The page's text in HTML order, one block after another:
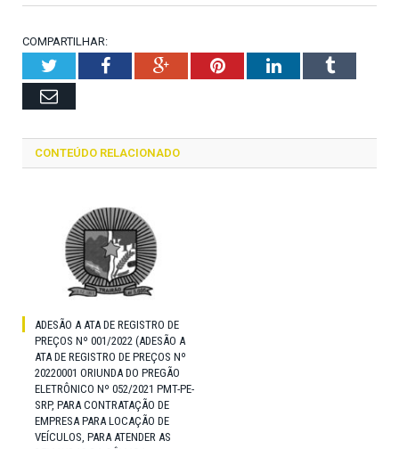
COMPARTILHAR:
TwitterFacebookGoogle+PinterestLinkedInTumblr
Email
CONTEÚDO RELACIONADO
ADESÃO A ATA DE REGISTRO DE
PREÇOS Nº 001/2022 (ADESÃO A
ATA DE REGISTRO DE PREÇOS Nº
20220001 ORIUNDA DO PREGÃO
ELETRÔNICO Nº 052/2021 PMT-PE-
SRP, PARA CONTRATAÇÃO DE
EMPRESA PARA LOCAÇÃO DE
VEÍCULOS, PARA ATENDER AS